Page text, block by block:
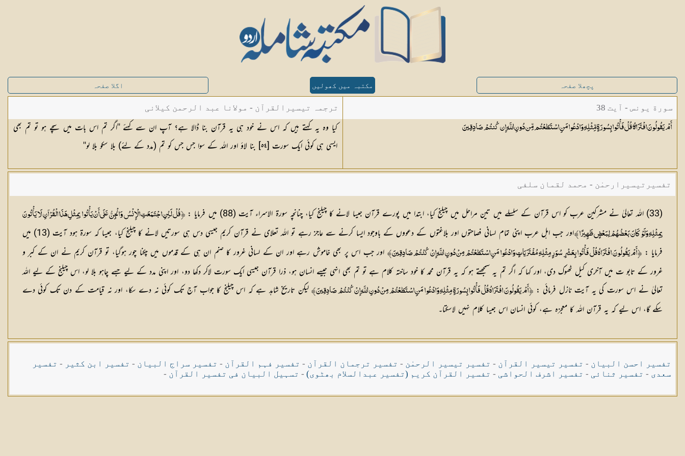
پچھلا صفحہ مکتبہ میں کھولیں اگلا صفحہ
سورة یونس - آیت 38
أَمْ يَقُولُونَ افْتَرَاهُ ۖ قُلْ فَأْتُوا بِسُورَةٍ مِّثْلِهِ وَادْعُوا مَنِ اسْتَطَعْتُم مِّن دُونِ اللَّهِ إِن كُنتُمْصَادِقِينَ
ترجمہ تیسیرالقرآن - مولانا عبد الرحمن کیلانی
کیا وہ یہ کہتے ہیں کہ اس نے خود ہی یہ قرآن بنا ڈالا ہے؟ آپ ان سے کہئے ''اگر تم اس بات میں سچے ہو تو تم بھی
ایسی ہی کوئی ایک سورت [٥٤] بنا لاؤ اور اللہ کے سوا جس جس کو تم (مدد کے لئے) بلا سکو بلا لو''
تفسیرتیسیرارحمٰن - محمد لقمان سلفی
(
33) اللہ تعالیٰ نے مشرکین عرب کو اس قرآن کے سلسلے میں تین مراحل میں چیلنج کیا، ابتدا میں پورے قرآن جیسا لانے کا چیلنج کیا، چنانچہ سورۃ الاسراء آیت (88) میں فرمایا : İقُلْ لَئِنِ اجْتَمَعَتِ الْإِنْسُ وَالْجِنُّ عَلَى أَنْ يَأْتُوا بِمِثْلِ هَذَا الْقُرْآنِ لَا يَأْتُونَ
بِمِثْلِهِ وَلَوْ كَانَ بَعْضُهُمْ لِبَعْضٍ ظَهِيرًاĬ اور جب اہل عرب اپنی تمام لسانی فصاحتوں اور بلاغتوں کے دعووں کے باوجود ایسا کرنے سے عاجز رہے تو اللہ تعلای نے قرآن کریم جیسی دس ہی سورتیں لانے کا چیلنج کیا، جیسا کہ سورۃ ہود آیت (13) میں
فرمایا : İأَمْ يَقُولُونَ افْتَرَاهُ قُلْ فَأْتُوا بِعَشْرِ سُوَرٍ مِثْلِهِ مُفْتَرَيَاتٍ وَادْعُوا مَنِ اسْتَطَعْتُمْ مِنْ دُونِ اللَّهِ إِنْ كُنْتُمْ صَادِقِينَĬ
اور جب اس پر بھی خاموش رہے اور ان کے لسانی غرور کا صنم ان ہی کے قدموں میں چکنا چور ہوگیا، تو قرآن کریم نے ان کے کبر و
غرور کے تابو ت میں آخری کیل ٹھوک دی، اور کہا کہ اگر تم یہ سمجھتے ہو کہ یہ قرآن محمد کا خود ساختہ کلام ہے تو تم بھی انہی جیسے انسان ہو، ذرا قرآن جیسی ایک سورت لاکر دکھا دو، اور اپنی مدد کے لیے جسے چاہو بلا لو، اس چیلنج کے لیے اللہ
تعالیٰ نے اس سورت کی یہ آیت نازل فرمائی : İأَمْ يَقُولُونَ افْتَرَاهُ قُلْ فَأْتُوا بِسُورَةٍ مِثْلِهِ وَادْعُوا مَنِ اسْتَطَعْتُمْ مِنْ دُونِ اللَّهِ إِنْ كُنْتُمْ صَادِقِينَĬ
لیکن تاریخ شاہد ہے کہ اس چیلنج کا جواب آج تک کوئی نہ دے سکا، اور نہ قیامت کے دن تک کوئی دے
سکے گا، اس لیے کہ یہ قرآن اللہ کا معجزہ ہے، کوئی انسان اس جیسا کلام نہیں لاسکتا۔
تفسیر احسن البیان - تفسیر تیسیر القرآن - تفسیر تیسیر الرحمٰن - تفسیر ترجمان القرآن - تفسیر فہم القرآن - تفسیر سراج البیان - تفسیر ابن کثیر - تفسیر
سعدی - تفسیر ثنائی - تفسیر اشرف الحواشی - تفسیر القرآن کریم (تفسیر عبدالسلام بھٹوی) - تسہیل البیان فی تفسیر القرآن -